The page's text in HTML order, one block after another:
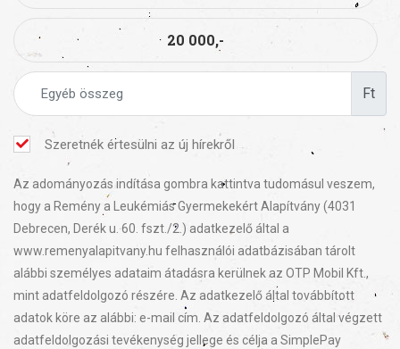
20 000,-
Ft
Szeretnék értesülni az új hírekről
Az adományozás indítása gombra kattintva tudomásul veszem,
hogy a Remény a Leukémiás Gyermekekért Alapítvány (4031
Debrecen, Derék u. 60. fszt./2.) adatkezelő által a
www.remenyalapitvany.hu felhasználói adatbázisában tárolt
alábbi személyes adataim átadásra kerülnek az OTP Mobil Kft.,
mint adatfeldolgozó részére. Az adatkezelő által továbbított
adatok köre az alábbi: e-mail cím. Az adatfeldolgozó által végzett
adatfeldolgozási tevékenység jellege és célja a SimplePay